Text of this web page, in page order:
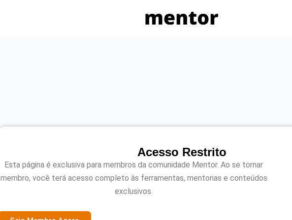
Acesso Restrito
Esta página é exclusiva para membros da comunidade Mentor. Ao se tornar
membro, você terá acesso completo às ferramentas, mentorias e conteúdos
exclusivos.